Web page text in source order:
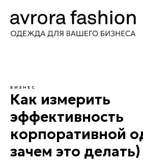
БИЗНЕС
Как измерить
эффективность
корпоративной
зачем это делать)